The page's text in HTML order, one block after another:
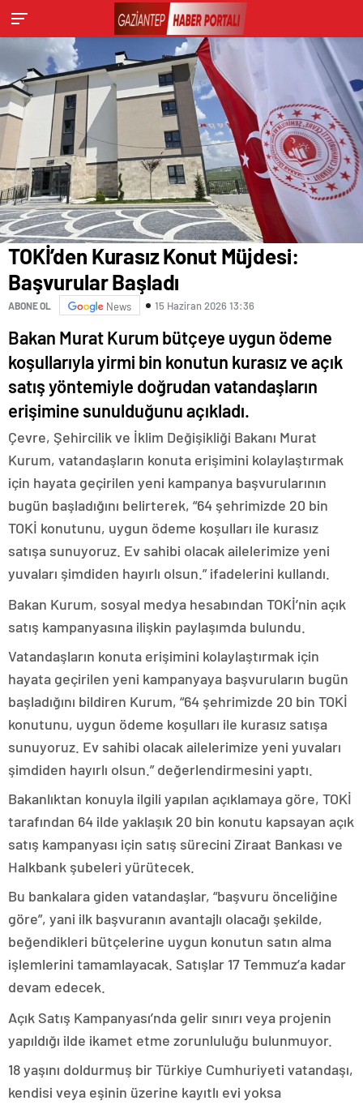
TOKİ’den Kurasız Konut Müjdesi:
Başvurular Başladı
ABONE OL News 15 Haziran 2026 13:36
Bakan Murat Kurum bütçeye uygun ödeme
koşullarıyla yirmi bin konutun kurasız ve açık
satış yöntemiyle doğrudan vatandaşların
erişimine sunulduğunu açıkladı.
Çevre, Şehircilik ve İklim Değişikliği Bakanı Murat
Kurum, vatandaşların konuta erişimini kolaylaştırmak
için hayata geçirilen yeni kampanya başvurularının
bugün başladığını belirterek, “64 şehrimizde 20 bin
TOKİ konutunu, uygun ödeme koşulları ile kurasız
satışa sunuyoruz. Ev sahibi olacak ailelerimize yeni
yuvaları şimdiden hayırlı olsun.” ifadelerini kullandı.
Bakan Kurum, sosyal medya hesabından TOKİ’nin açık
satış kampanyasına ilişkin paylaşımda bulundu.
Vatandaşların konuta erişimini kolaylaştırmak için
hayata geçirilen yeni kampanyaya başvuruların bugün
başladığını bildiren Kurum, “64 şehrimizde 20 bin TOKİ
konutunu, uygun ödeme koşulları ile kurasız satışa
sunuyoruz. Ev sahibi olacak ailelerimize yeni yuvaları
şimdiden hayırlı olsun.” değerlendirmesini yaptı.
Bakanlıktan konuyla ilgili yapılan açıklamaya göre, TOKİ
tarafından 64 ilde yaklaşık 20 bin konutu kapsayan açık
satış kampanyası için satış sürecini Ziraat Bankası ve
Halkbank şubeleri yürütecek.
Bu bankalara giden vatandaşlar, “başvuru önceliğine
göre”, yani ilk başvuranın avantajlı olacağı şekilde,
beğendikleri bütçelerine uygun konutun satın alma
işlemlerini tamamlayacak. Satışlar 17 Temmuz’a kadar
devam edecek.
Açık Satış Kampanyası’nda gelir sınırı veya projenin
yapıldığı ilde ikamet etme zorunluluğu bulunmuyor.
18 yaşını doldurmuş bir Türkiye Cumhuriyeti vatandaşı,
kendisi veya eşinin üzerine kayıtlı evi yoksa